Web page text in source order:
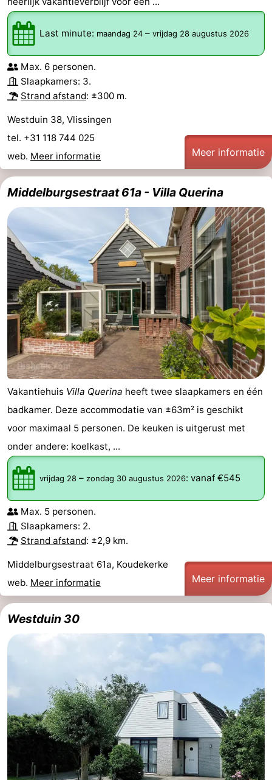
Zwin
Last minute: maandag 24 – vrijdag 28 augustus 2026
Max. 6 personen.
Slaapkamers: 3.
Strand afstand: ±300 m.
Westduin 38, Vlissingen
tel. +31 118 744 025
web. Meer informatie Meer informatie
Middelburgsestraat 61a - Villa Querina
Vakantiehuis Villa Querina heeft twee slaapkamers en één
badkamer. Deze accommodatie van ±63m² is geschikt
voor maximaal 5 personen. De keuken is uitgerust met
onder andere: koelkast, ...
vrijdag 28 – zondag 30 augustus 2026: vanaf €545
Max. 5 personen.
Slaapkamers: 2.
Strand afstand: ±2,9 km.
Middelburgsestraat 61a, Koudekerke
web. Meer informatie Meer informatie
Westduin 30